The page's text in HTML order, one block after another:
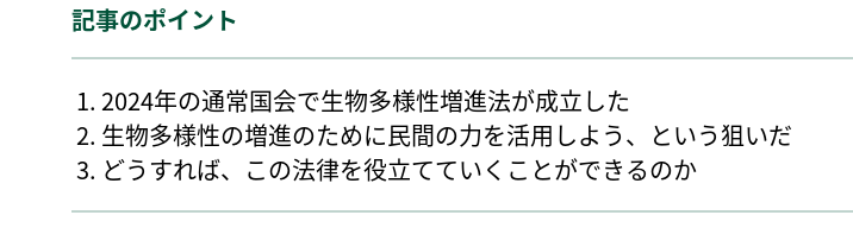
記事のポイント
2024年の通常国会で生物多様性増進法が成立した
生物多様性の増進のために民間の力を活用しよう、という狙いだ
どうすれば、この法律を役立てていくことができるのか